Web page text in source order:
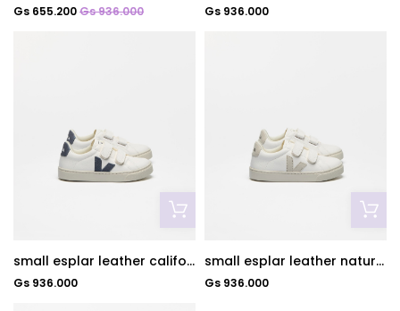
Gs 655.200Gs 936.000 Gs 936.000
small esplar leather californial white
Gs 936.000
small esplar leather natural white
Gs 936.000